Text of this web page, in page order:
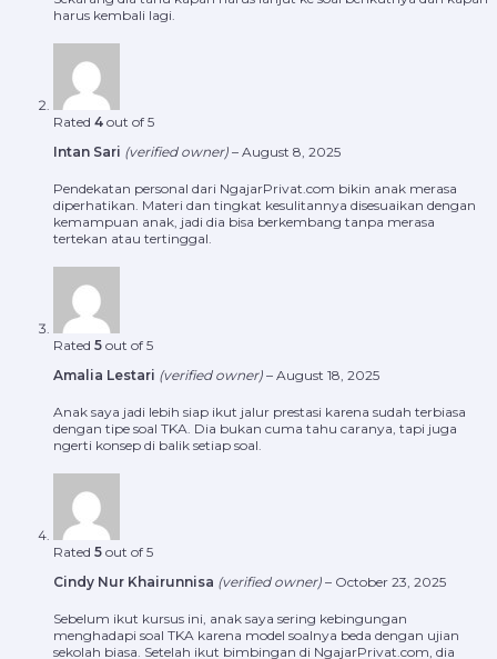
harus kembali lagi.
Rated 4 out of 5
Intan Sari (verified owner) – August 8, 2025
Pendekatan personal dari NgajarPrivat.com bikin anak merasa
diperhatikan. Materi dan tingkat kesulitannya disesuaikan dengan
kemampuan anak, jadi dia bisa berkembang tanpa merasa
tertekan atau tertinggal.
Rated 5 out of 5
Amalia Lestari (verified owner) – August 18, 2025
Anak saya jadi lebih siap ikut jalur prestasi karena sudah terbiasa
dengan tipe soal TKA. Dia bukan cuma tahu caranya, tapi juga
ngerti konsep di balik setiap soal.
Rated 5 out of 5
Cindy Nur Khairunnisa (verified owner) – October 23, 2025
Sebelum ikut kursus ini, anak saya sering kebingungan
menghadapi soal TKA karena model soalnya beda dengan ujian
sekolah biasa. Setelah ikut bimbingan di NgajarPrivat.com, dia